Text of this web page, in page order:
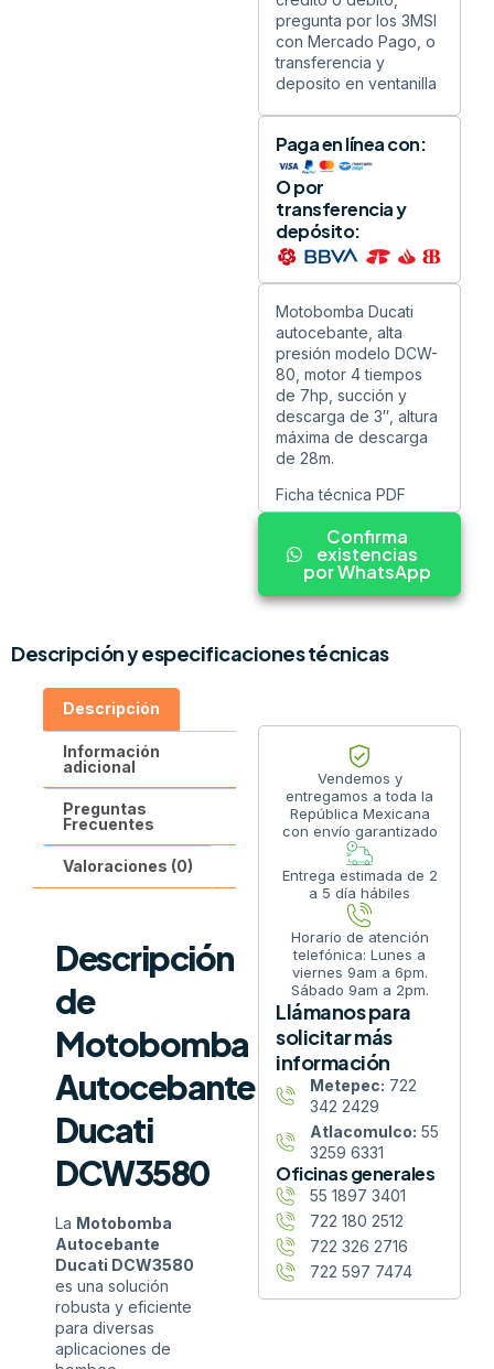
pregunta por los 3MSI
con Mercado Pago, o
transferencia y
deposito en ventanilla
Paga en línea con:
O por
transferencia y
depósito:
Motobomba Ducati
autocebante, alta
presión modelo DCW-
80, motor 4 tiempos
de 7hp, succión y
descarga de 3″, altura
máxima de descarga
de 28m.
Ficha técnica PDF
Confirma
existencias
por WhatsApp
Descripción y especificaciones técnicas
Descripción
Información
adicional
Preguntas
Frecuentes
Valoraciones (0)
Descripción
de
Motobomba
Autocebante
Ducati
DCW3580
La Motobomba
Autocebante
Ducati DCW3580
es una solución
robusta y eficiente
para diversas
aplicaciones de
Vendemos y
entregamos a toda la
República Mexicana
con envío garantizado
Entrega estimada de 2
a 5 día hábiles
Horario de atención
telefónica: Lunes a
viernes 9am a 6pm.
Sábado 9am a 2pm.
Llámanos para
solicitar más
información
Metepec: 722
342 2429
Atlacomulco: 55
3259 6331
Oficinas generales
55 1897 3401
722 180 2512
722 326 2716
722 597 7474